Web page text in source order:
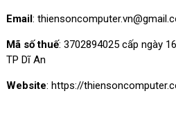
Email:
Mã số thuế: 3702894025 cấp ngày
TP Dĩ An
Website: https://